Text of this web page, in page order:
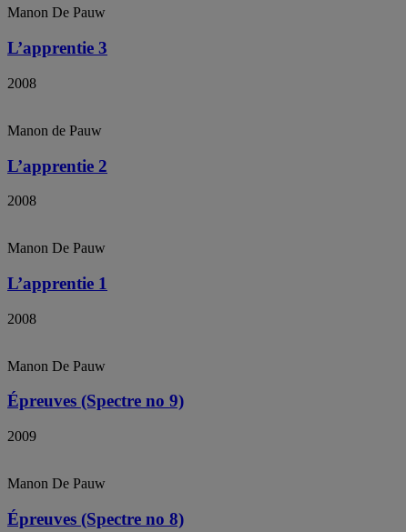
Manon De Pauw
L’apprentie 3
2008
Manon de Pauw
L’apprentie 2
2008
Manon De Pauw
L’apprentie 1
2008
Manon De Pauw
Épreuves (Spectre no 9)
2009
Manon De Pauw
Épreuves (Spectre no 8)